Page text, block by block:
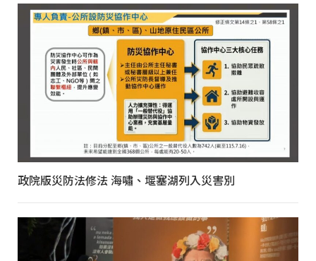
政院版災防法修法 海嘯、堰塞湖列入災害別